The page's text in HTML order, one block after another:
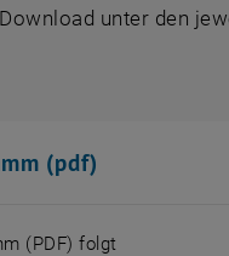
Download unter den
(pdf)
(PDF) folgt